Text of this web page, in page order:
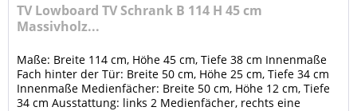
TV Lowboard TV Schrank B 114 H 45 cm
Massivholz...
Maße: Breite 114 cm, Höhe 45 cm, Tiefe 38 cm Innenmaße
Fach hinter der Tür: Breite 50 cm, Höhe 25 cm, Tiefe 34 cm
Innenmaße Medienfächer: Breite 50 cm, Höhe 12 cm, Tiefe
34 cm Ausstattung: links 2 Medienfächer, rechts eine